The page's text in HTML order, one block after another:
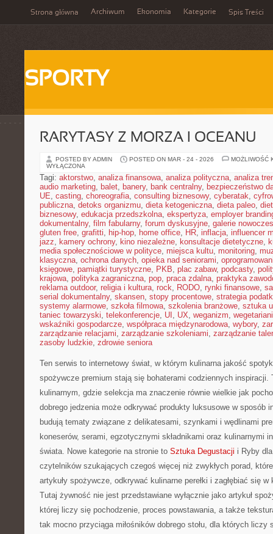
Strona główna Archiwum Ekonomia Kategorie Spis Treści
SPORTY
RARYTASY Z MORZA I OCEANU
POSTED BY ADMIN POSTED ON MAR - 24 - 2026
MOŻLIWOŚĆ
WYŁĄCZONA
Tagi: aktorstwo, analiza finansowa, analiza polityczna, analiza
audio marketing, balet, banery, bank centralny, bezpieczeństwo
UE, casting, choreografia, consulting biznesowy, cyberatak,
publiczna, detoks organizmu, dieta ketogeniczna, dieta paleo,
biznesowy, edukacja przedszkolna, ekspertyza, employer
dokumentalny, film fabularny, forum dyskusyjne, galerie
gluten free, grafitti, hip-hop, home office, HR, inflacja, influencer
jazz, kamery ochrony, kino niezależne, konsultacje dietetyczne,
media społecznościowe w polityce, miejsca kultu, monitoring,
klasyczna, ochrona danych, opieka nad seniorami,
księgowe, pamiątki turystyczne, PKB, plac zabaw, podcasty,
krajowa, polityka zagraniczna, pop, praca zdalna, praktyka
reklama outdoor, religia i kultura, rock, RODO, rynki finansowe,
serial dokumentalny, skansen, stopy procentowe, strategia
systemy alarmowe, szkoła filmowa, szkolenia branżowe, sztuka
taniec towarzyski, telekonferencje, UI , UX, weganizm,
wskaźniki gospodarcze, współpraca międzynarodowa, wybory,
zarządzanie relacjami, zarządzanie szkoleniami, zarządzanie
zasoby ludzkie, zdrowie seniora
Ten serwis to internetowy świat, w którym kulinarna jakość
spożywcze premium stają się bohaterami codziennych inspiracji.
kulinarnym, gdzie selekcja ma znaczenie równie wielkie jak
dobrego jedzenia może odkrywać produkty luksusowe w sposób
budują tematy związane z delikatesami, szynkami i wędlinami
koneserów, serami, egzotycznymi składnikami oraz kulinarnymi
świata. Nowe kategorie na stronie to Sztuka Degustacji i Ryby
czytelników szukających czegoś więcej niż zwykłych porad,
artykuły spożywcze, odkrywać kulinarne perełki i zagłębiać się
Tutaj żywność nie jest przedstawiane wyłącznie jako artykuł
której liczy się pochodzenie, proces powstawania, a także
tak mocno przyciąga miłośników dobrego stołu, dla których